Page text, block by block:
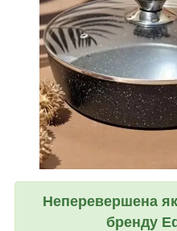
Неперевершена
бренду